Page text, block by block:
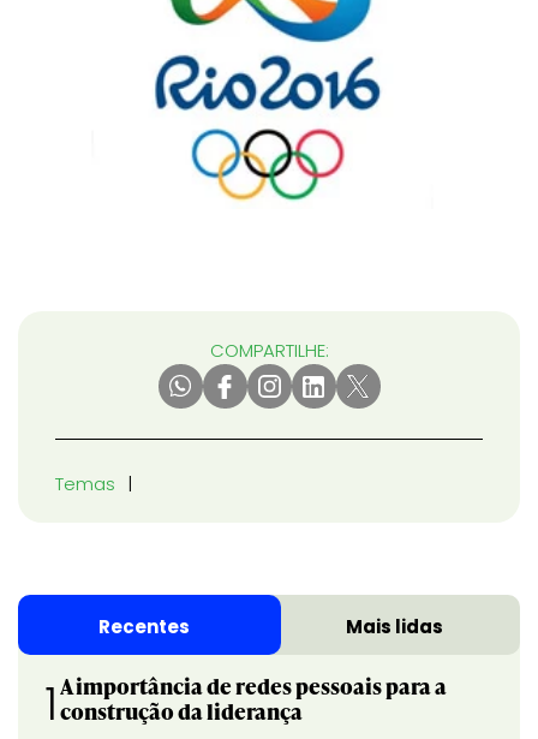
COMPARTILHE:
Temas
Recentes Mais lidas
1 A importância de redes pessoais para a
construção da liderança